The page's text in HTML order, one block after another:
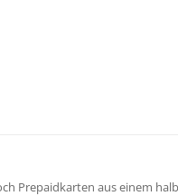
Prepaidkarten aus einem